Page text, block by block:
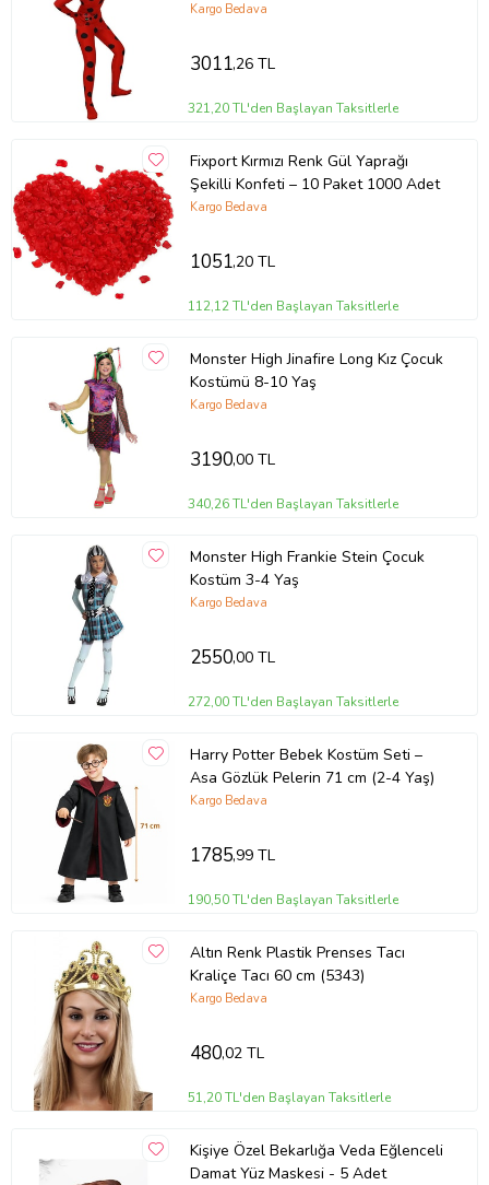
Kargo Bedava
3011,26 TL
321,20 TL'den Başlayan Taksitlerle
Fixport Kırmızı Renk Gül Yaprağı
Şekilli Konfeti – 10 Paket 1000 Adet
Kargo Bedava
1051,20 TL
112,12 TL'den Başlayan Taksitlerle
Monster High Jinafire Long Kız Çocuk
Kostümü 8-10 Yaş
Kargo Bedava
3190,00 TL
340,26 TL'den Başlayan Taksitlerle
Monster High Frankie Stein Çocuk
Kostüm 3-4 Yaş
Kargo Bedava
2550,00 TL
272,00 TL'den Başlayan Taksitlerle
Harry Potter Bebek Kostüm Seti –
Asa Gözlük Pelerin 71 cm (2-4 Yaş)
Kargo Bedava
1785,99 TL
190,50 TL'den Başlayan Taksitlerle
Altın Renk Plastik Prenses Tacı
Kraliçe Tacı 60 cm (5343)
Kargo Bedava
480,02 TL
51,20 TL'den Başlayan Taksitlerle
Kişiye Özel Bekarlığa Veda Eğlenceli
Damat Yüz Maskesi - 5 Adet